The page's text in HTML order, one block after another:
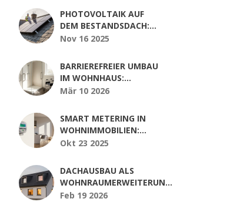
SCHADSTOFFE RICHTIG
PLANEN
PHOTOVOLTAIK AUF
DEM BESTANDSDACH:
SO SICHERN SIE STATIK,
KABELWEGE
Nov 16 2025
BARRIEREFREIER UMBAU
IM WOHNHAUS:
ANFORDERUNGEN,
FÖRDERUNG
Mär 10 2026
SMART METERING IN
WOHNIMMOBILIEN:
MEHR TRANSPARENZ
ENERGIEEINSPARUNGEN
Okt 23 2025
DACHAUSBAU ALS
WOHNRAUMERWEITERUNG:
VON DER GENEHMIGUNG
Feb 19 2026